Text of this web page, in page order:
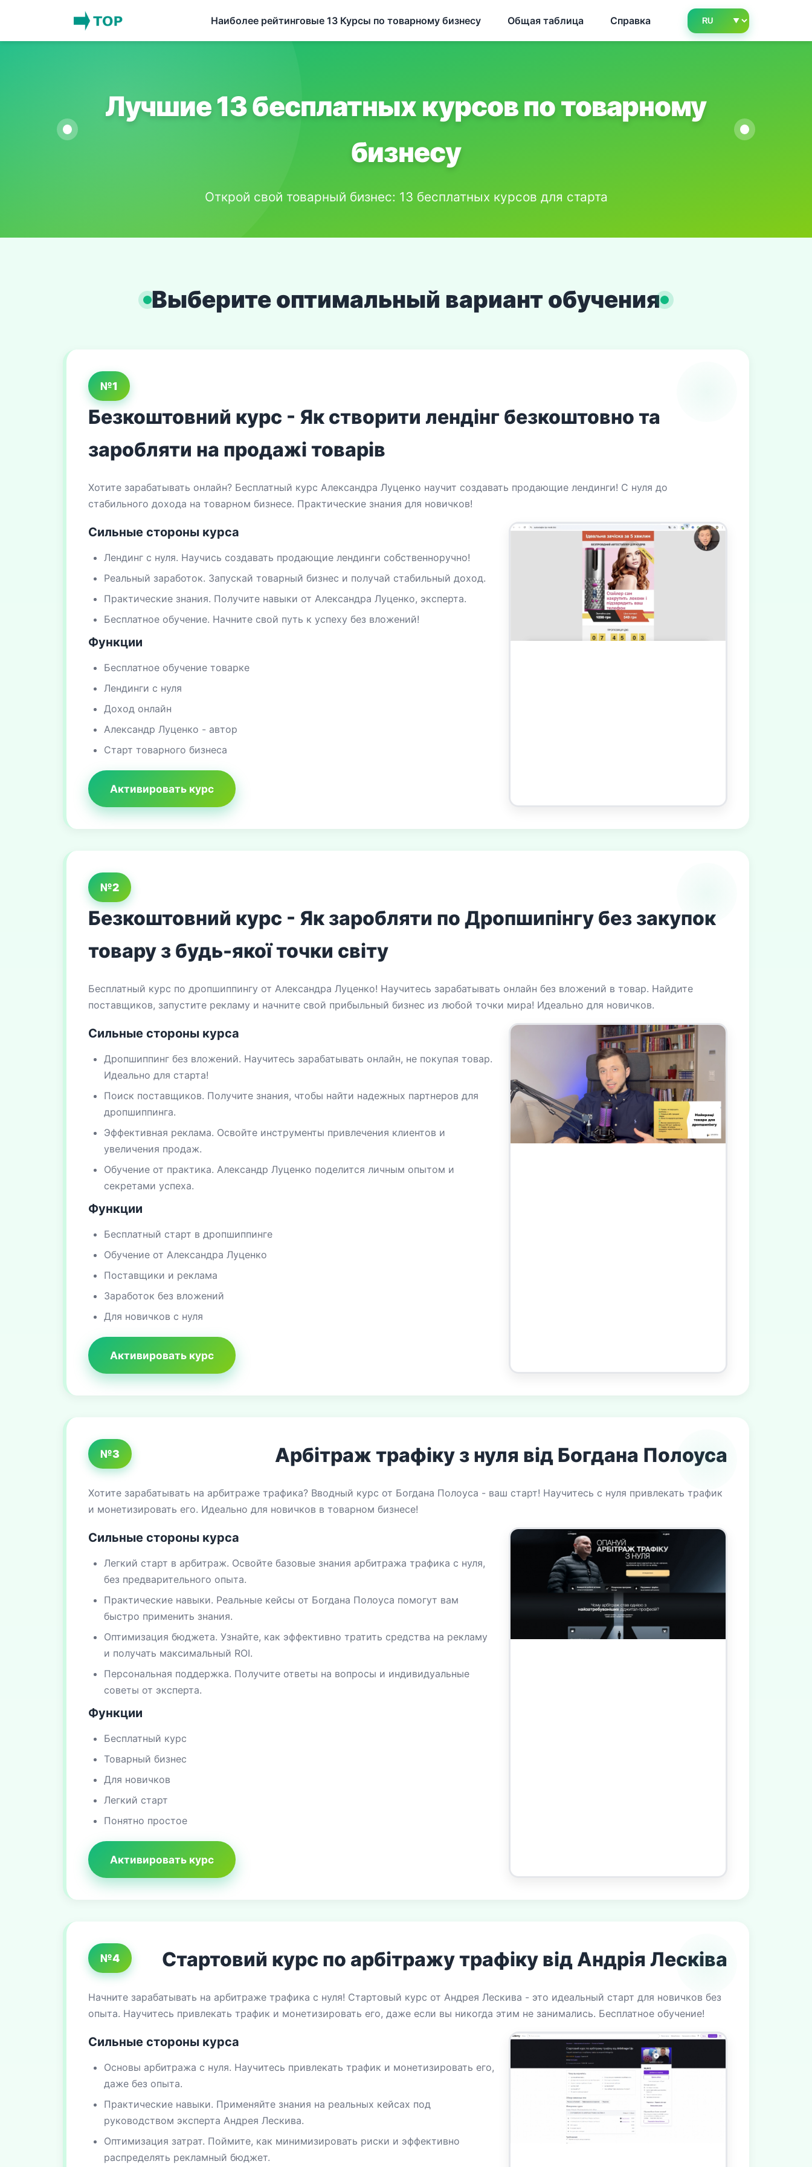
Наиболее рейтинговые 13 Курсы по товарному бизнесу Общая таблица Справка
Лучшие 13 бесплатных курсов по товарному
бизнесу
Открой свой товарный бизнес: 13 бесплатных курсов для старта
Выберите оптимальный вариант обучения
№1
Безкоштовний курс - Як створити лендінг безкоштовно та
заробляти на продажі товарів
Хотите зарабатывать онлайн? Бесплатный курс Александра Луценко научит создавать продающие лендинги! С нуля до
стабильного дохода на товарном бизнесе. Практические знания для новичков!
Сильные стороны курса
Лендинг с нуля. Научись создавать продающие лендинги собственноручно!
Реальный заработок. Запускай товарный бизнес и получай стабильный доход.
Практические знания. Получите навыки от Александра Луценко, эксперта.
Бесплатное обучение. Начните свой путь к успеху без вложений!
Функции
Бесплатное обучение товарке
Лендинги с нуля
Доход онлайн
Александр Луценко - автор
Старт товарного бизнеса
Активировать курс
№2
Безкоштовний курс - Як заробляти по Дропшипінгу без закупок
товару з будь-якої точки світу
Бесплатный курс по дропшиппингу от Александра Луценко! Научитесь зарабатывать онлайн без вложений в товар. Найдите
поставщиков, запустите рекламу и начните свой прибыльный бизнес из любой точки мира! Идеально для новичков.
Сильные стороны курса
Дропшиппинг без вложений. Научитесь зарабатывать онлайн, не покупая товар.
Идеально для старта!
Поиск поставщиков. Получите знания, чтобы найти надежных партнеров для
дропшиппинга.
Эффективная реклама. Освойте инструменты привлечения клиентов и
увеличения продаж.
Обучение от практика. Александр Луценко поделится личным опытом и
секретами успеха.
Функции
Бесплатный старт в дропшиппинге
Обучение от Александра Луценко
Поставщики и реклама
Заработок без вложений
Для новичков с нуля
Активировать курс
№3 Арбітраж трафіку з нуля від Богдана Полоуса
Хотите зарабатывать на арбитраже трафика? Вводный курс от Богдана Полоуса - ваш старт! Научитесь с нуля привлекать трафик
и монетизировать его. Идеально для новичков в товарном бизнесе!
Сильные стороны курса
Легкий старт в арбитраж. Освойте базовые знания арбитража трафика с нуля,
без предварительного опыта.
Практические навыки. Реальные кейсы от Богдана Полоуса помогут вам
быстро применить знания.
Оптимизация бюджета. Узнайте, как эффективно тратить средства на рекламу
и получать максимальный ROI.
Персональная поддержка. Получите ответы на вопросы и индивидуальные
советы от эксперта.
Функции
Бесплатный курс
Товарный бизнес
Для новичков
Легкий старт
Понятно простое
Активировать курс
№4 Стартовий курс по арбітражу трафіку від Андрія Лесківа
Начните зарабатывать на арбитраже трафика с нуля! Стартовый курс от Андрея Лескива - это идеальный старт для новичков без
опыта. Научитесь привлекать трафик и монетизировать его, даже если вы никогда этим не занимались. Бесплатное обучение!
Сильные стороны курса
Основы арбитража с нуля. Научитесь привлекать трафик и монетизировать его,
даже без опыта.
Практические навыки. Применяйте знания на реальных кейсах под
руководством эксперта Андрея Лескива.
Оптимизация затрат. Поймите, как минимизировать риски и эффективно
распределять рекламный бюджет.